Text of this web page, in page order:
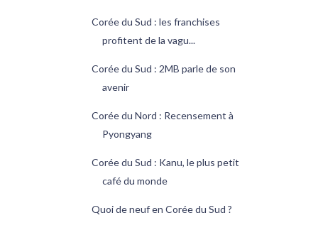
Corée du Sud : les franchises
profitent de la vagu...
Corée du Sud : 2MB parle de son
avenir
Corée du Nord : Recensement à
Pyongyang
Corée du Sud : Kanu, le plus petit
café du monde
Quoi de neuf en Corée du Sud ?